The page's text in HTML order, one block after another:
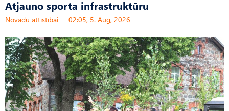
Atjauno sporta infrastruktūru
Novadu attīstībai 02:05, 5. Aug, 2026